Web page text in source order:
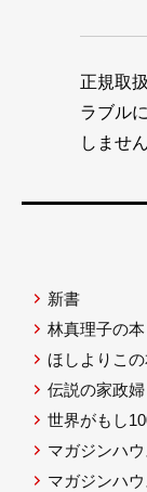
正規取
ラブル
しません
新書
林真理子の本
ほしよりこ
伝説の家政
世界がもし
マガジンハ
マガジンハ